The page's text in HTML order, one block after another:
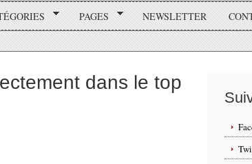
PAGES NEWSLETTER
dans le top